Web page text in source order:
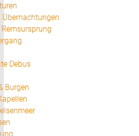
Übernachtungen
Debus
Burgen